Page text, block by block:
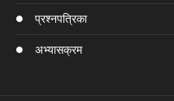
प्रश्नपत्रिका
अभ्यासक्रम